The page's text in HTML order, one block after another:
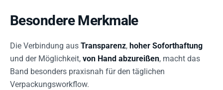
Besondere Merkmale
Die Verbindung aus Transparenz, hoher Soforthaftung
und der Möglichkeit, von Hand abzureißen, macht das
Band besonders praxisnah für den täglichen
Verpackungsworkflow.